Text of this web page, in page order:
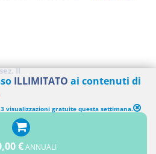
II
ILLIMITATO ai contenuti di
visualizzazioni gratuite questa settimana.
€ANNUALI